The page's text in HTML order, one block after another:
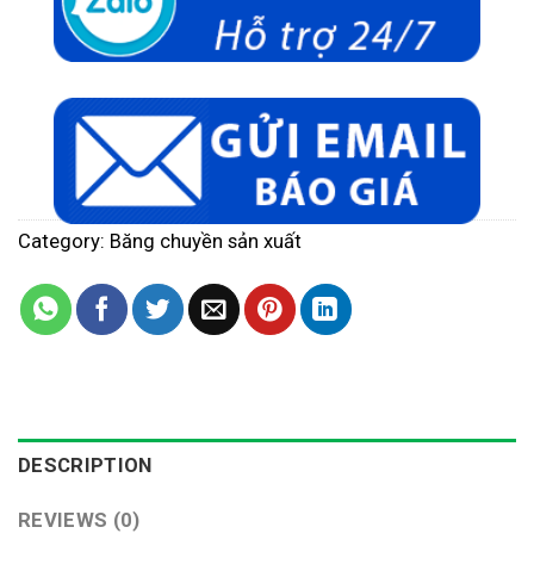
Category: Băng chuyền sản xuất
DESCRIPTION
REVIEWS (0)